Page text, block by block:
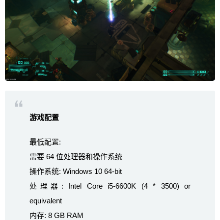
游戏配置
最低配置:
需要 64 位处理器和操作系统
操作系统: Windows 10 64-bit
处理器: Intel Core i5-6600K (4 * 3500) or
equivalent
内存: 8 GB RAM